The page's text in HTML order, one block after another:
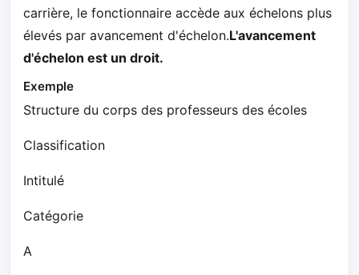
carrière, le fonctionnaire accède aux échelons plus
élevés par avancement d'échelon.L'avancement
d'échelon est un droit.
Exemple
Structure du corps des professeurs des écoles
Classification
Intitulé
Catégorie
A